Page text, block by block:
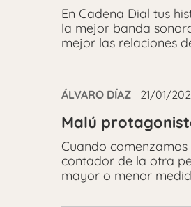
En Cadena Dial tus
la mejor banda
mejor las relaciones
ÁLVARO DÍAZ 21/01/
Malú
Cuando
contador de la otra
mayor o menor